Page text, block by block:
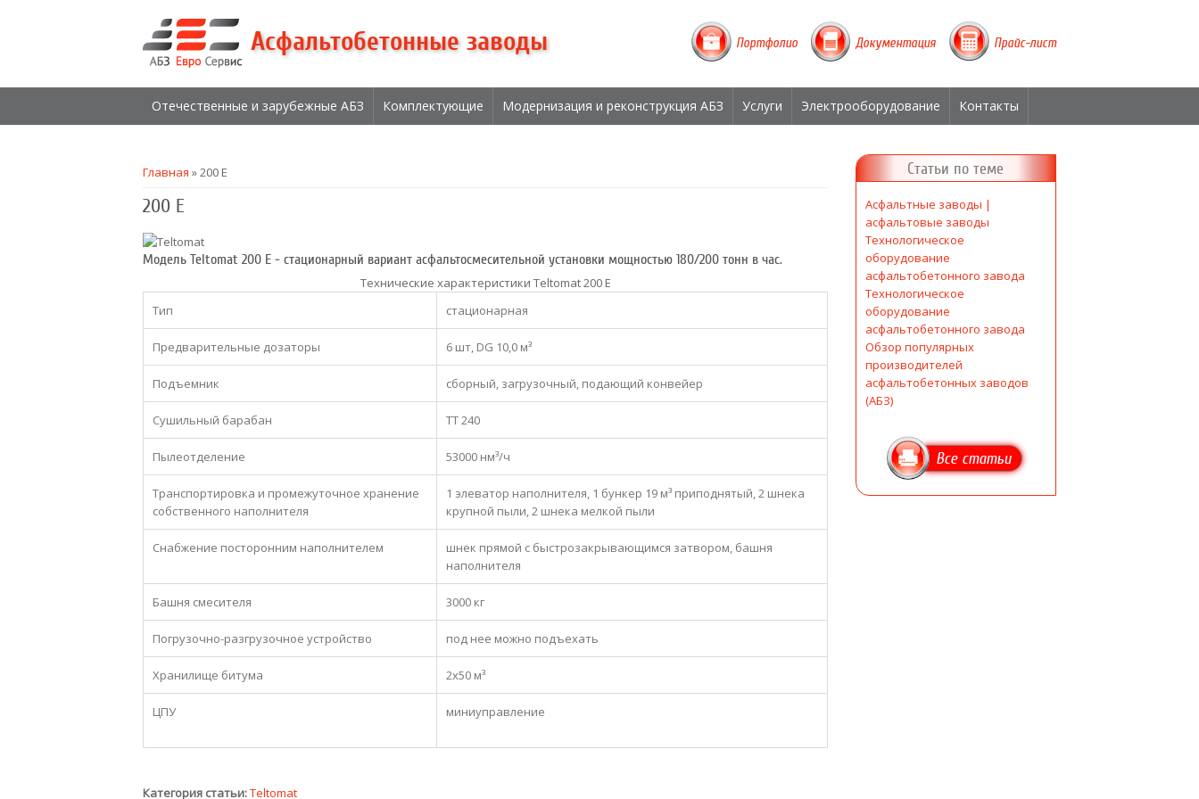
Асфальтобетонные заводы Портфолио Документация Прайс-лист
Отечественные и зарубежные АБЗ Комплектующие Модернизация и реконструкция АБЗ Услуги Электрооборудование Контакты
Вы здесь
Главная » 200 E
200 E
Модель Teltomat 200 E - стационарный вариант асфальтосмесительной установки мощностью 180/200 тонн в час.
Технические характеристики Teltomat 200 E
Тип
стационарная
Предварительные дозаторы 6 шт, DG 10,0 м³
Подъемник сборный, загрузочный, подающий конвейер
Сушильный барабан ТТ 240
Пылеотделение 53000 нм³/ч
Транспортировка и промежуточное хранение
собственного наполнителя
1 элеватор наполнителя, 1 бункер 19 м³ приподнятый, 2 шнека
крупной пыли, 2 шнека мелкой пыли
Снабжение посторонним наполнителем
шнек прямой с быстрозакрывающимся затвором, башня
наполнителя
Башня смесителя 3000 кг
Погрузочно-разгрузочное устройство под нее можно подъехать
Хранилище битума 2х50 м³
ЦПУ миниуправление
Категория статьи:Teltomat
Статьи по теме
Асфальтные заводы |
асфальтовые заводы
Технологическое
оборудование
асфальтобетонного завода
Технологическое
оборудование
асфальтобетонного завода
Обзор популярных
производителей
асфальтобетонных заводов
(АБЗ)
Все статьи